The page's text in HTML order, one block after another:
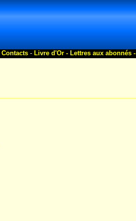
Contacts- Livre d'Or - Lettres aux abonnés -